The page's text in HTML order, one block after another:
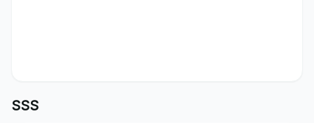
SSS